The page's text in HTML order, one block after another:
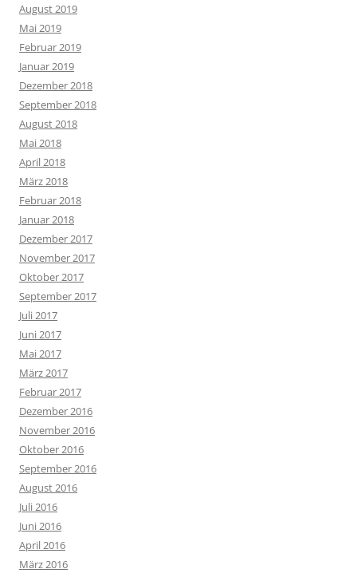
August 2019
Mai 2019
Februar 2019
Januar 2019
Dezember 2018
September 2018
August 2018
Mai 2018
April 2018
März 2018
Februar 2018
Januar 2018
Dezember 2017
November 2017
Oktober 2017
September 2017
Juli 2017
Juni 2017
Mai 2017
März 2017
Februar 2017
Dezember 2016
November 2016
Oktober 2016
September 2016
August 2016
Juli 2016
Juni 2016
April 2016
März 2016